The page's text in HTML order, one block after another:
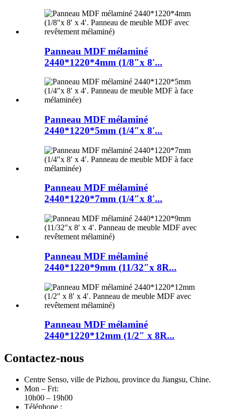
Panneau MDF mélaminé
2440*1220*4mm (1/8″x 8′...
Panneau MDF mélaminé
2440*1220*5mm (1/4″x 8′...
Panneau MDF mélaminé
2440*1220*7mm (1/4″x 8′...
Panneau MDF mélaminé
2440*1220*9mm (11/32″x 8R...
Panneau MDF mélaminé
2440*1220*12mm (1/2″ x 8R...
Contactez-nous
Centre Senso, ville de Pizhou, province du Jiangsu, Chine.
Mon – Fri:
10h00 – 19h00
Téléphone :